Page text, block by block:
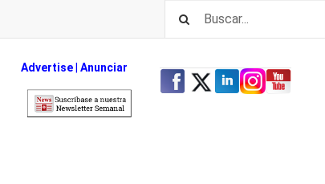
Advertise| Anunciar